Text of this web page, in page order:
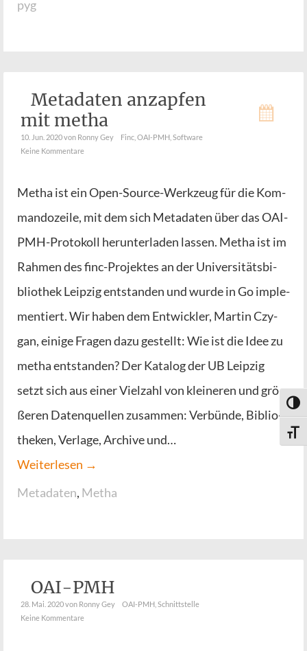
pyg
Metadaten anzapfen
mit metha
10. Jun. 2020von Ronny Gey Finc OAI-PMH Software
Keine Kommentare
Metha ist ein Open-Source-Wer­k­­zeug für die Kom­
man­do­zei­le, mit dem sich Meta­da­ten über das OAI-
PMH-Pro­­to­­koll her­un­ter­la­den las­sen. Metha ist im
Rah­men des finc-Pro­­jek­­tes an der Uni­ver­si­täts­bi­
blio­thek Leip­zig ent­stan­den und wur­de in Go imple­
men­tiert. Wir haben dem Ent­wick­ler, Mar­tin Czy­
gan, eini­ge Fra­gen dazu gestellt: Wie ist die Idee zu
metha ent­stan­den? Der Kata­log der UB Leip­zig
setzt sich aus einer Viel­zahl von klei­ne­ren und grö­
ße­ren Daten­quel­len zusam­men: Ver­bün­de, Biblio­
the­ken, Ver­la­ge, Archi­ve und…
Wei­ter­le­sen →
Metadaten, Metha
OAI-PMH
28. Mai. 2020von Ronny Gey OAI-PMH Schnittstelle
Keine Kommentare